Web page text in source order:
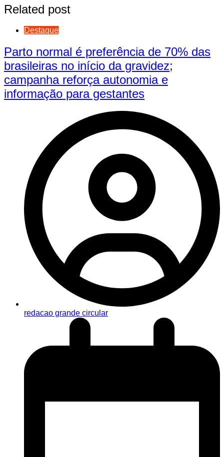
Related post
Destaque
Parto normal é preferência de 70% das
brasileiras no início da gravidez;
campanha reforça autonomia e
informação para gestantes
redacao grande circular